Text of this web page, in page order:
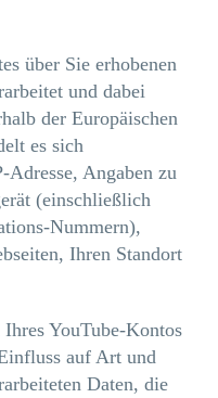
über Sie erhobenen
und dabei
der Europäischen
es sich
Angaben zu
(einschließlich
Nummern),
Ihren Standort
YouTube-Kontos
auf Art und
Daten, die